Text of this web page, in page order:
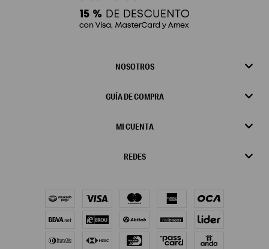
NOSOTROS
GUÍA DE COMPRA
MI CUENTA
REDES